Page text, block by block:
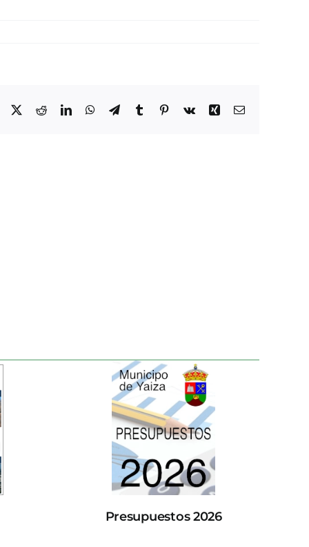
Facebook
X RedditLinkedInWhatsApp
TelegramTumblrPinterest
Vk Xing Correo
Presupuestos 2026